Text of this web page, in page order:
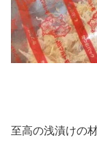
至高の浅漬けの